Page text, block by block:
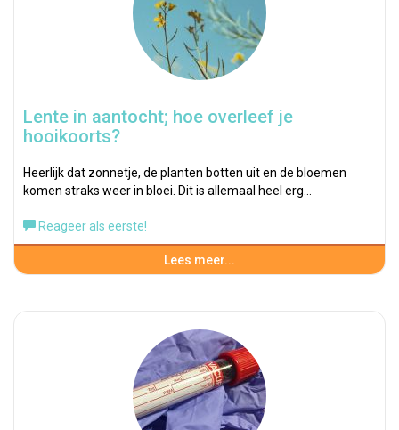
Lente in aantocht; hoe overleef je
hooikoorts?
Heerlijk dat zonnetje, de planten botten uit en de bloemen
komen straks weer in bloei. Dit is allemaal heel erg…
Reageer als eerste!
Lees meer...